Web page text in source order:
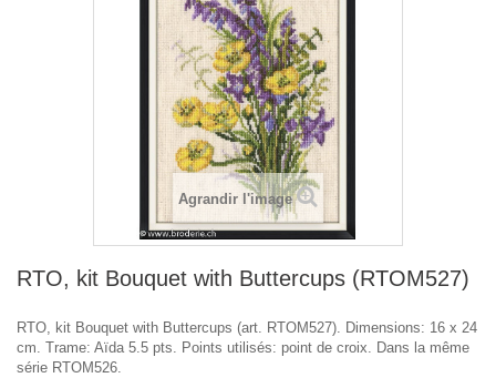
Agrandir l'image
RTO, kit Bouquet with Buttercups (RTOM527)
RTO, kit Bouquet with Buttercups (art. RTOM527). Dimensions: 16 x 24
cm. Trame: Aïda 5.5 pts. Points utilisés: point de croix. Dans la même
série RTOM526.